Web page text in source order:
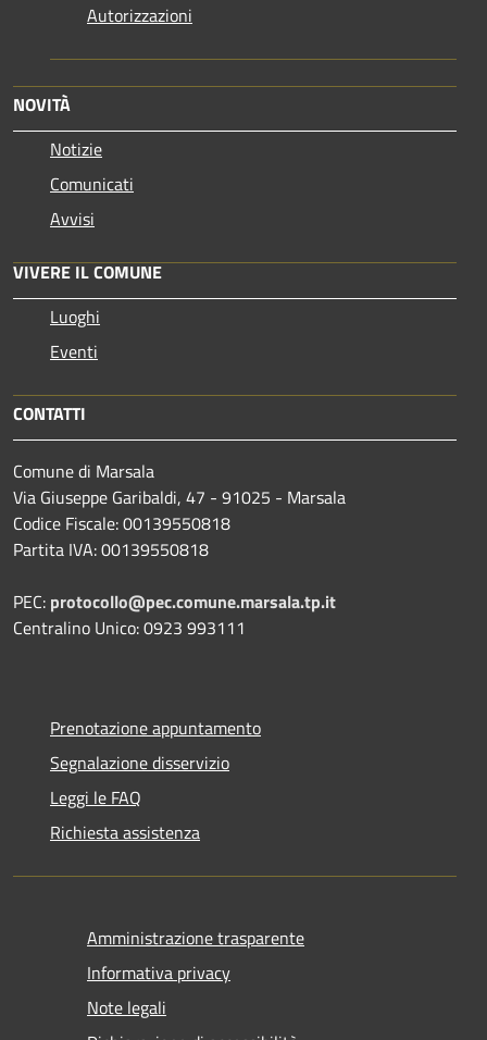
Autorizzazioni
NOVITÀ
Notizie
Comunicati
Avvisi
VIVERE IL COMUNE
Luoghi
Eventi
CONTATTI
Comune di Marsala
Via Giuseppe Garibaldi, 47 - 91025 - Marsala
Codice Fiscale: 00139550818
Partita IVA: 00139550818
PEC: protocollo@pec.comune.marsala.tp.it
Centralino Unico: 0923 993111
Prenotazione appuntamento
Segnalazione disservizio
Leggi le FAQ
Richiesta assistenza
Amministrazione trasparente
Informativa privacy
Note legali